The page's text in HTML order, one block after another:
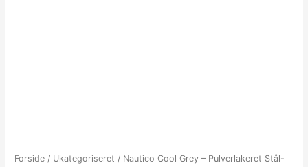
Forside / Ukategoriseret / Nautico Cool Grey – Pulverlakeret Stål-